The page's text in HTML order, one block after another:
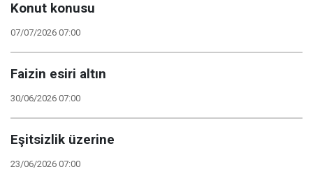
Konut konusu
07/07/2026 07:00
Faizin esiri altın
30/06/2026 07:00
Eşitsizlik üzerine
23/06/2026 07:00